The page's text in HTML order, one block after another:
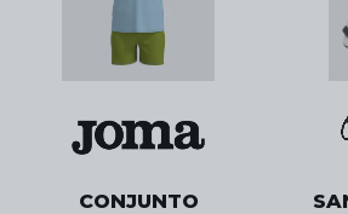
CONJUNTO